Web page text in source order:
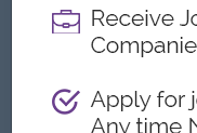
Fun Working
Join an
အခွင့်အလမ်းမျ